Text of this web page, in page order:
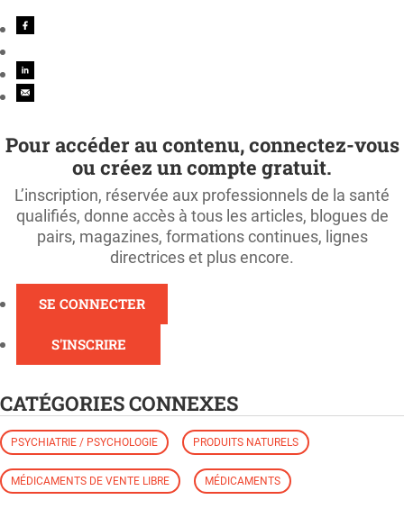
Pour accéder au contenu, connectez-vous
ou créez un compte gratuit.
L’inscription, réservée aux professionnels de la santé
qualifiés, donne accès à tous les articles, blogues de
pairs, magazines, formations continues, lignes
directrices et plus encore.
SE CONNECTER
S'INSCRIRE
CATÉGORIES CONNEXES
PSYCHIATRIE / PSYCHOLOGIE PRODUITS NATURELS
MÉDICAMENTS DE VENTE LIBRE MÉDICAMENTS